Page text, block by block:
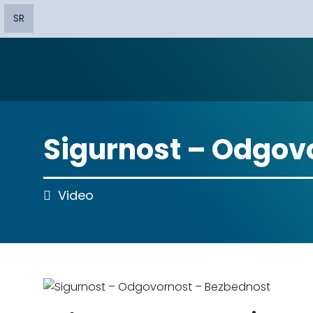
SR
Sigurnost –
Video